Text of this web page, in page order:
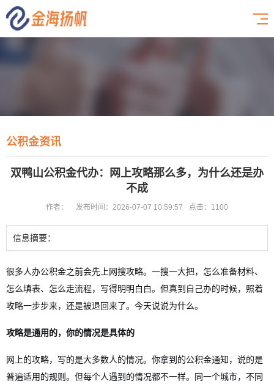
公积金资讯
双鸭山公积金代办：网上攻略那么多，为什么还是办
不成
作者： 发布时间：2026-07-07 10:59:57 点击：1100
信息摘要：
很多人办公积金之前会先上网搜攻略。一搜一大把，怎么准备材料、
怎么填表、怎么走流程，写得明明白白。但真到自己办的时候，照着
攻略一步步来，还是被退回来了。今天说说为什么。
攻略是通用的，你的情况是具体的
网上的攻略，写的是大多数人的情况。你拿到的公积金通知，说的是
普遍适用的规则。但每个人遇到的情况都不一样。同一个城市，不同